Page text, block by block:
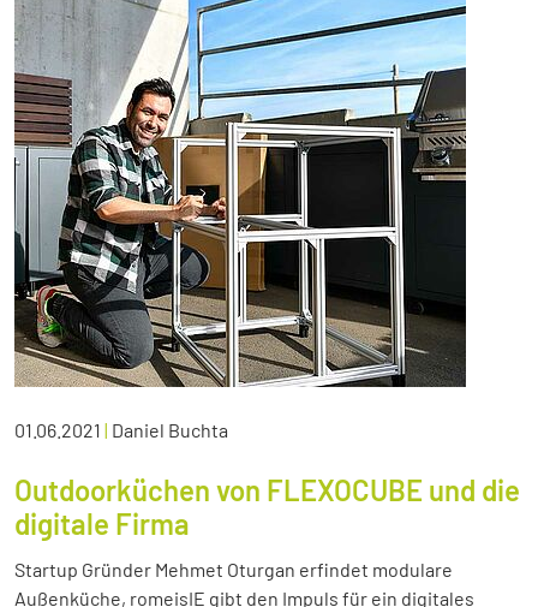
01.06.2021 | Daniel Buchta
Outdoorküchen von FLEXOCUBE und die
digitale Firma
Startup Gründer Mehmet Oturgan erfindet modulare
Außenküche, romeisIE gibt den Impuls für ein digitales